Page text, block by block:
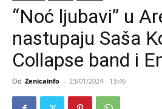
“Noć ljubavi” u
nastupaju Saša
Collapse band i
Od Zenicainfo - 23/01/2024 - 13:46